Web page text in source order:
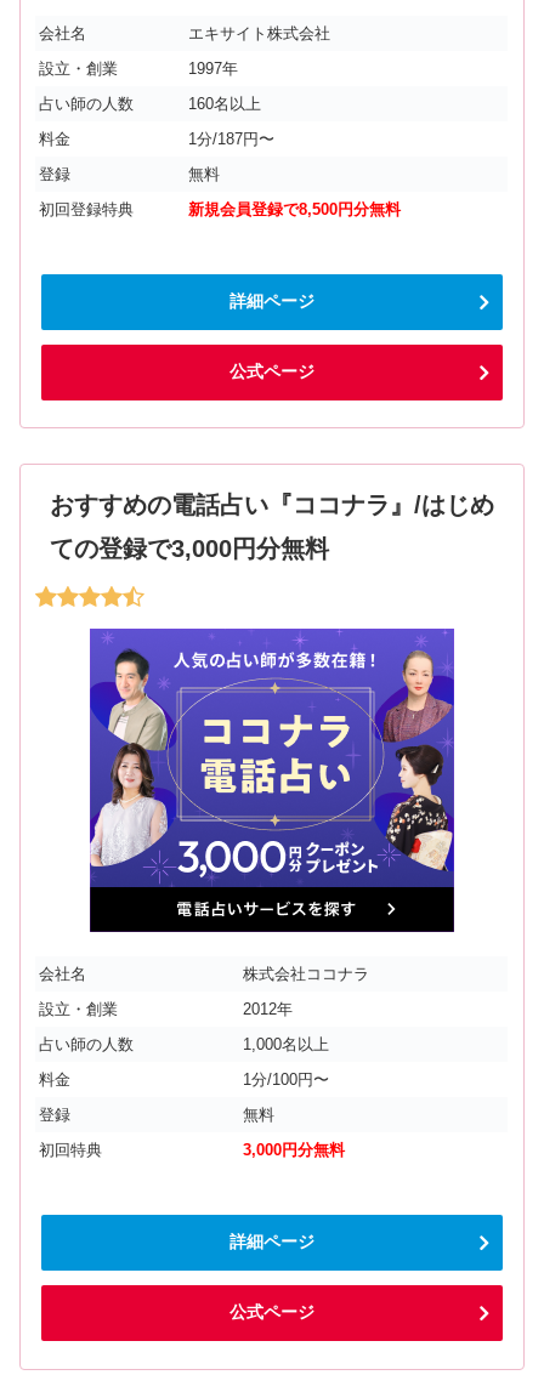
会社名
エキサイト株式会社
設立・創業
1997年
占い師の人数
160名以上
料金
1分/187円〜
登録
無料
初回登録特典
新規会員登録で8,500円分無料
詳細ページ
公式ページ
おすすめの電話占い『ココナラ』/はじめ
ての登録で3,000円分無料
会社名
株式会社ココナラ
設立・創業
2012年
占い師の人数
1,000名以上
料金
1分/100円〜
登録
無料
初回特典
3,000円分無料
詳細ページ
公式ページ